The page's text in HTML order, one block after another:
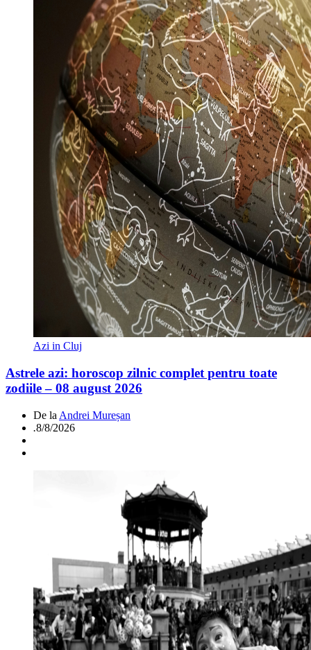
Azi in Cluj
Astrele azi: horoscop zilnic complet pentru toate
zodiile – 08 august 2026
De la Andrei Mureșan
.8/8/2026